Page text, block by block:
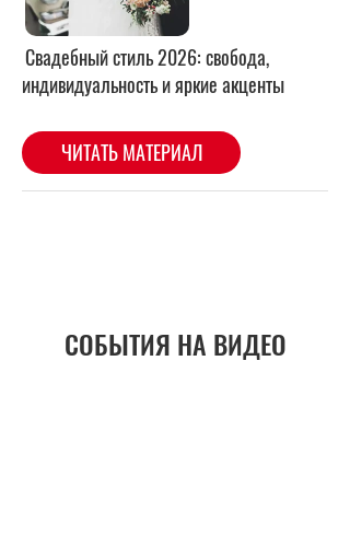
СОБЫТИЯ НА ВИДЕО